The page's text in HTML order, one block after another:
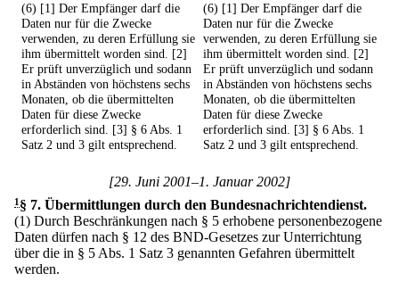
(6) [1] Der Empfänger darf die
Daten nur für die Zwecke
verwenden, zu deren Erfüllung sie
ihm übermittelt worden sind. [2]
Er prüft unverzüglich und sodann
in Abständen von höchstens sechs
Monaten, ob die übermittelten
Daten für diese Zwecke
erforderlich sind. [3] § 6 Abs. 1
Satz 2 und 3 gilt entsprechend.
(6) [1] Der Empfänger darf die
Daten nur für die Zwecke
verwenden, zu deren Erfüllung sie
ihm übermittelt worden sind. [2]
Er prüft unverzüglich und sodann
in Abständen von höchstens sechs
Monaten, ob die übermittelten
Daten für diese Zwecke
erforderlich sind. [3] § 6 Abs. 1
Satz 2 und 3 gilt entsprechend.
[29. Juni 2001–1. Januar 2002]
1§ 7. Übermittlungen durch den Bundesnachrichtendienst.
(1) Durch Beschränkungen nach § 5 erhobene personenbezogene
Daten dürfen nach § 12 des BND-Gesetzes zur Unterrichtung
über die in § 5 Abs. 1 Satz 3 genannten Gefahren übermittelt
werden.